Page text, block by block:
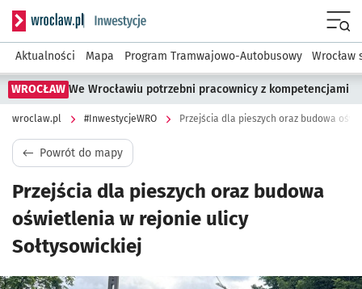
Serwis informacyjny wroclaw.pl podserwis:
Aktualności Mapa Program Tramwajowo-Autobusowy Wrocław
WROCŁAW We Wrocławiu potrzebni pracownicy z kompetencjami
wroclaw.pl #InwestycjeWRO Przejścia dla pieszych oraz budowa
Powrót do mapy
Przejścia dla pieszych oraz budowa
oświetlenia w rejonie ulicy
Sołtysowickiej
Kliknij, aby powiększyć